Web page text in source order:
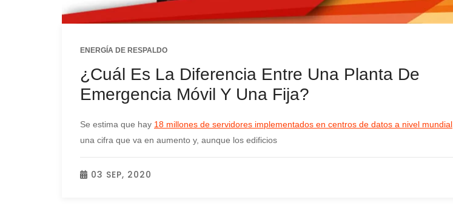
ENERGÍA DE RESPALDO
¿Cuál Es La Diferencia Entre Una Planta De
Emergencia Móvil Y Una Fija?
Se estima que hay 18 millones de servidores implementados en centros de datos a nivel mundial
una cifra que va en aumento y, aunque los edificios
03 SEP, 2020